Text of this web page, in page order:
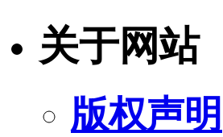
关于网站
版权声明